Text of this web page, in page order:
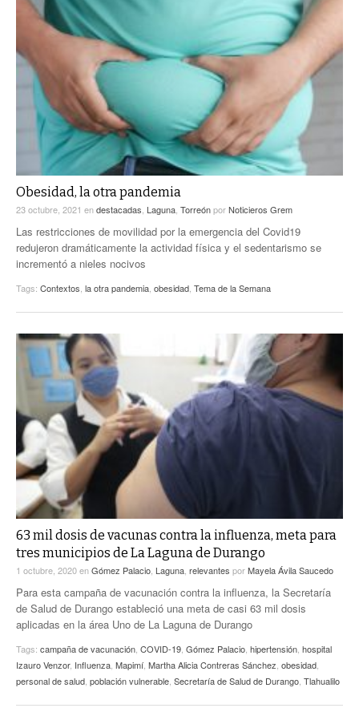
Obesidad, la otra pandemia
23 octubre, 2021 endestacadas, Laguna, TorreónporNoticieros Grem
Las restricciones de movilidad por la emergencia del Covid19
redujeron dramáticamente la actividad física y el sedentarismo se
incrementó a nieles nocivos
Tags: Contextos, la otra pandemia, obesidad, Tema de la Semana
63 mil dosis de vacunas contra la influenza, meta para
tres municipios de La Laguna de Durango
1 octubre, 2020enGómez Palacio Laguna relevantes porMayela Ávila Saucedo
Para esta campaña de vacunación contra la influenza, la Secretaría
de Salud de Durango estableció una meta de casi 63 mil dosis
aplicadas en la área Uno de La Laguna de Durango
Tags: campaña de vacunación COVID-19 Gómez Palacio hipertensión hospital
Izauro Venzor, Influenza Mapimí Martha Alicia Contreras Sánchez obesidad
personal de salud población vulnerable Secretaría de Salud de Durango Tlahualilo